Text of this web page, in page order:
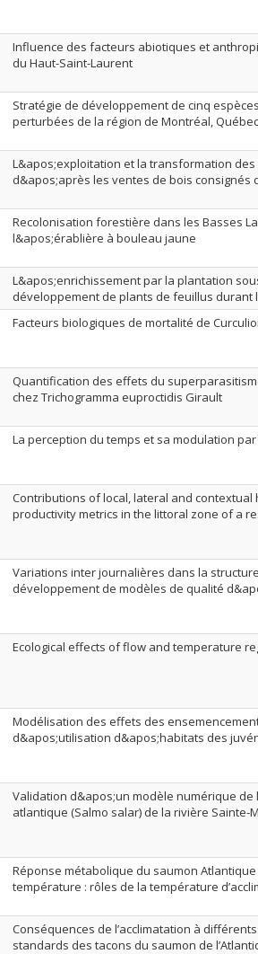
Influence des facteurs abiotiques et
du Haut-Saint-Laurent
Stratégie de développement de cinq
perturbées de la région de Montréal, Québec
L&apos;exploitation et la transformation
d&apos;après les ventes de bois consignés
Recolonisation forestière dans les Basses
l&apos;érablière à bouleau jaune
L&apos;enrichissement par la plantation
développement de plants de feuillus
Facteurs biologiques de mortalité de
Quantification des effets du
chez Trichogramma euproctidis Girault
La perception du temps et sa modulation
Contributions of local, lateral and
productivity metrics in the littoral zone of a
Variations inter journalières dans la
développement de modèles de qualité
Ecological effects of flow and temperature
Modélisation des effets des
d&apos;utilisation d&apos;habitats des
Validation d&apos;un modèle numérique
atlantique (Salmo salar) de la rivière Sainte-
Réponse métabolique du saumon
température : rôles de la température
Conséquences de l’acclimatation à
standards des tacons du saumon de